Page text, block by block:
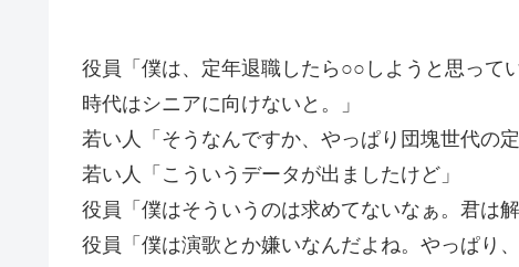
役員「僕は、定年退職したら○○しようと思って
時代はシニアに向けないと。」
若い人「そうなんですか、やっぱり団塊世代の
若い人「こういうデータが出ましたけど」
役員「僕はそういうのは求めてないなぁ。君は
役員「僕は演歌とか嫌いなんだよね。やっぱり